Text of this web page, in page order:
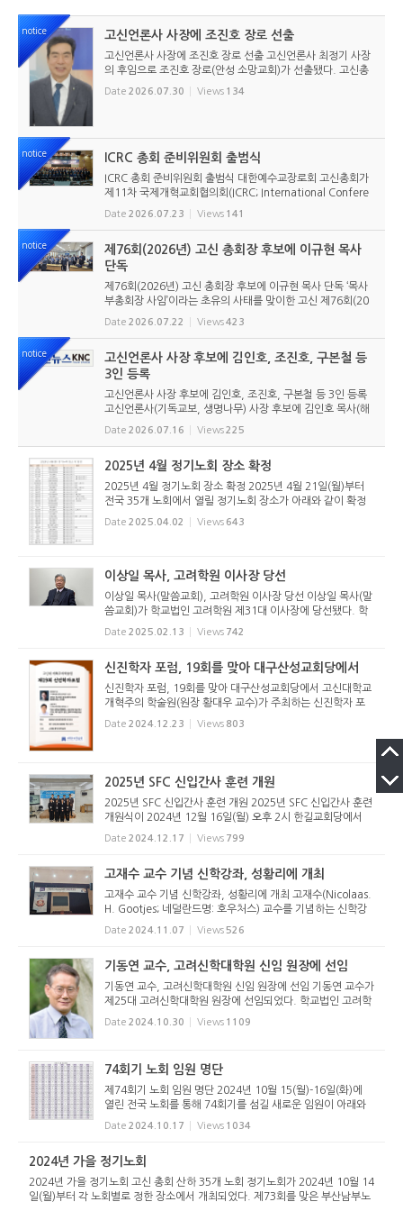
notice 고신언론사 사장에 조진호 장로 선출
고신언론사 사장에 조진호 장로 선출 고신언론사 최정기 사장
의 후임으로 조진호 장로(안성 소망교회)가 선출됐다. 고신총
회 유지재단 이사회는 2026년 7월 30일(목) 오전 11시 고신
총회회관 3층에서 임시이사회를 열고, 조진호 장로를 차기 사
Date 2026.07.30 Views 134
notice ICRC 총회 준비위원회 출범식
ICRC 총회 준비위원회 출범식 대한예수교장로회 고신총회가
제11차 국제개혁교회협의회(ICRC; International Confere
nce of Reformed Churches) 총회를 앞두고 본격적인 준비
에 들어갔다. 2026년 7월 20일 서울 남서울교회에서 ‘ICRC
Date 2026.07.23 Views 141
notice
제76회(2026년) 고신 총회장 후보에 이규현 목사
단독
제76회(2026년) 고신 총회장 후보에 이규현 목사 단독 ‘목사
부총회장 사임’이라는 초유의 사태를 맞이한 고신 제76회(20
26년) 총회장 후보에 이규현 목사(인천노회) 단독으로 입후보
했다. 6월 9일 경남마산노회의 추천을 받아 입후보했던 강영
Date 2026.07.22 Views423
notice
고신언론사 사장 후보에 김인호, 조진호, 구본철 등
3인 등록
고신언론사 사장 후보에 김인호, 조진호, 구본철 등 3인 등록
고신언론사(기독교보, 생명나무) 사장 후보에 김인호 목사(해
오름교회), 조진호 장로(소망교회), 구본철 장로(남서울교회)
가 등록했다. 당초 김희종 목사(유호교회)도 거론되었으나 최
Date 2026.07.16 Views225
2025년 4월 정기노회 장소 확정
2025년 4월 정기노회 장소 확정 2025년 4월 21일(월)부터
전국 35개 노회에서 열릴 정기노회 장소가 아래와 같이 확정
되었다. 이번 노회는 총회 총대 선출을 비롯해 목사 임직식, 각
종 청원 건을 다루게 된다. 손현보 목사의 특정 정치인 언급 설
Date 2025.04.02 Views 643
이상일 목사, 고려학원 이사장 당선
이상일 목사(말씀교회), 고려학원 이사장 당선 이상일 목사(말
씀교회)가 학교법인 고려학원 제31대 이사장에 당선됐다. 학
교법인 고려학원이사회(이사장 유연수 목사)는 2025년 2월 1
0일(월) 학교법인 회의실에서 정기이사회를 개최했다. 총회선
Date 2025.02.13 Views 742
신진학자 포럼, 19회를 맞아 대구산성교회당에서
신진학자 포럼, 19회를 맞아 대구산성교회당에서 고신대학교
개혁주의 학술원(원장 황대우 교수)가 주최하는 신진학자 포
럼이 어느덧 19회를 맞아 아래와 같이 2025년 1월 6일(월) 오
후 2시에 대구산성교회당에서 개최된다. 황경철 박사, 김원 박
Date 2024.12.23 Views 803
2025년 SFC 신입간사 훈련 개원
2025년 SFC 신입간사 훈련 개원 2025년 SFC 신입간사 훈련
개원식이 2024년 12월 16일(월) 오후 2시 한길교회당에서
열렸다. 훈련원장 김추현 간사의 사회로 시작된 예배에서 참석
자 전체가 강령과 학신가를 제창했고, 훈련생이 특송한 뒤, 총
Date 2024.12.17 Views 799
고재수 교수 기념 신학강좌, 성황리에 개최
고재수 교수 기념 신학강좌, 성황리에 개최 고재수(Nicolaas.
H. Gootjes; 네덜란드명: 호우처스) 교수를 기념하는 신학강
좌가 2024년 10월 29일(화) 고려신학대학원에서 많은 사람
이 참여한 가운데 열렸다. 고재수 교수는 네덜란드 개혁교회
Date 2024.11.07 Views 526
기동연 교수, 고려신학대학원 신임 원장에 선임
기동연 교수, 고려신학대학원 신임 원장에 선임 기동연 교수가
제25대 고려신학대학원 원장에 선임되었다. 학교법인 고려학
원 이사회(이사장 유연수 목사)는 2024년 10월 28일(월) 오
후 법인 사무실에서 모임을 갖고 고려신학대학원 제25대 원장
Date 2024.10.30 Views 1109
74회기 노회 임원 명단
제74회기 노회 임원 명단 2024년 10월 15(월)-16일(화)에
열린 전국 노회를 통해 74회기를 섬길 새로운 임원이 아래와
같이 선출되었다. 노회 노회장 (목사) 부노회장 (장로) 부노회
장 서 기 부서기 회록서기 부회록서기 회 계 (장) 부회계(장) 강
Date 2024.10.17 Views 1034
2024년 가을 정기노회
2024년 가을 정기노회 고신 총회 산하 35개 노회 정기노회가 2024년 10월 14
일(월)부터 각 노회별로 정한 장소에서 개최되었다. 제73회를 맞은 부산남부노